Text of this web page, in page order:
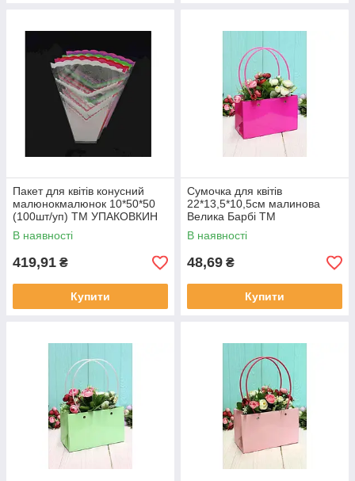
Пакет для квітів конусний
малюнокмалюнок 10*50*50
(100шт/уп) ТМ УПАКОВКИН
В наявності
419,91 ₴
Купити
Сумочка для квітів
22*13,5*10,5см малинова
Велика Барбі ТМ
УПАКОВКИН
В наявності
48,69 ₴
Купити